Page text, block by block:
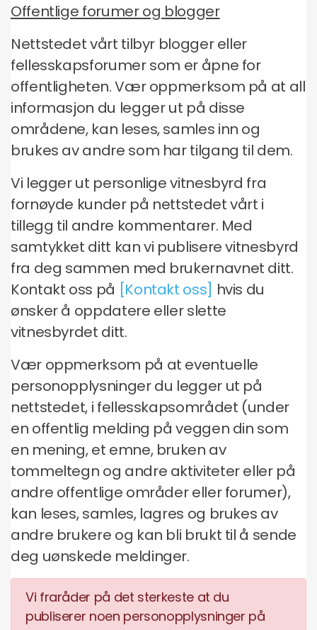
Offentlige forumer og blogger
Nettstedet vårt tilbyr blogger eller
fellesskapsforumer som er åpne for
offentligheten. Vær oppmerksom på at all
informasjon du legger ut på disse
områdene, kan leses, samles inn og
brukes av andre som har tilgang til dem.
Vi legger ut personlige vitnesbyrd fra
fornøyde kunder på nettstedet vårt i
tillegg til andre kommentarer. Med
samtykket ditt kan vi publisere vitnesbyrd
fra deg sammen med brukernavnet ditt.
Kontakt oss på [Kontakt oss] hvis du
ønsker å oppdatere eller slette
vitnesbyrdet ditt.
Vær oppmerksom på at eventuelle
personopplysninger du legger ut på
nettstedet, i fellesskapsområdet (under
en offentlig melding på veggen din som
en mening, et emne, bruken av
tommeltegn og andre aktiviteter eller på
andre offentlige områder eller forumer),
kan leses, samles, lagres og brukes av
andre brukere og kan bli brukt til å sende
deg uønskede meldinger.
Vi fraråder på det sterkeste at du
publiserer noen personopplysninger på